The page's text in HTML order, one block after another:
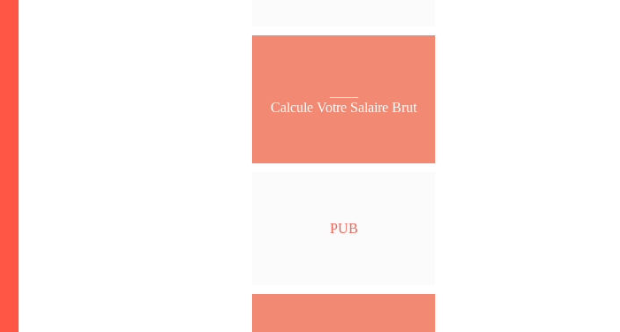
Calcule Votre Salaire Brut
PUB